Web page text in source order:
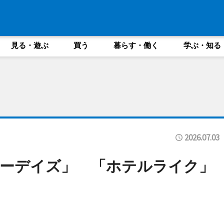
見る・遊ぶ 買う 暮らす・働く 学ぶ・知る
2026.07.03
デイズ」 「ホテルライク」